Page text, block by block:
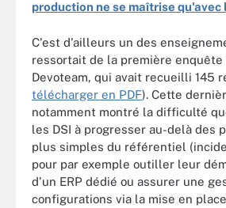
production ne se maîtrise qu'avec
C'est d'ailleurs un des
ressortait de la première enquête
Devoteam, qui avait recueilli 145
télécharger en PDF). Cette
notamment montré la difficulté
les DSI à progresser au-delà des
plus simples du référentiel
pour par exemple outiller leur
d'un ERP dédié ou assurer une
configurations via la mise en